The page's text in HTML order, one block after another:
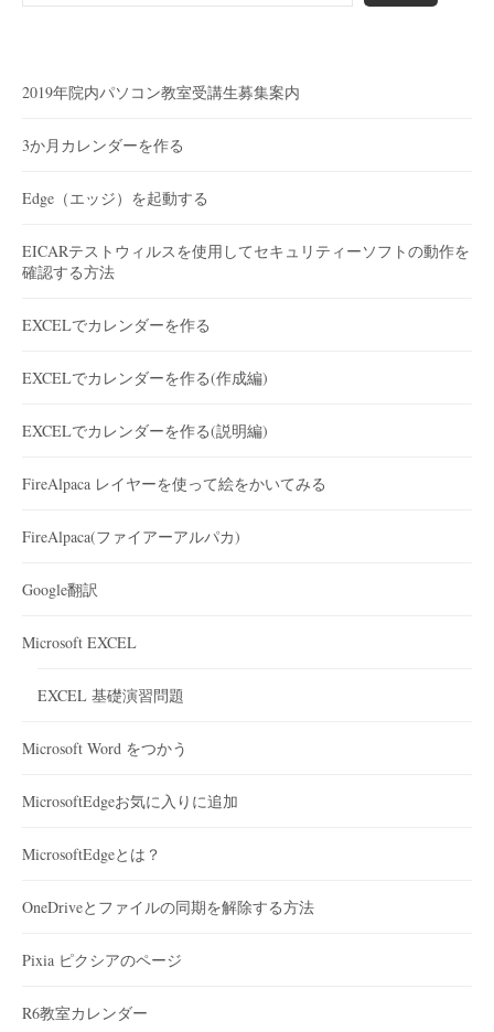
2019年院内パソコン教室受講生募集案内
3か月カレンダーを作る
Edge（エッジ）を起動する
EICARテストウィルスを使用してセキュリティーソフトの動作を
確認する方法
EXCELでカレンダーを作る
EXCELでカレンダーを作る(作成編)
EXCELでカレンダーを作る(説明編)
FireAlpaca レイヤーを使って絵をかいてみる
FireAlpaca(ファイアーアルパカ)
Google翻訳
Microsoft EXCEL
EXCEL 基礎演習問題
Microsoft Word をつかう
MicrosoftEdgeお気に入りに追加
MicrosoftEdgeとは？
OneDriveとファイルの同期を解除する方法
Pixia ピクシアのページ
R6教室カレンダー